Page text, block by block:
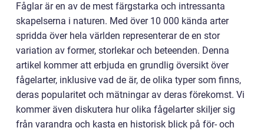
Fåglar är en av de mest färgstarka och intressanta
skapelserna i naturen. Med över 10 000 kända arter
spridda över hela världen representerar de en stor
variation av former, storlekar och beteenden. Denna
artikel kommer att erbjuda en grundlig översikt över
fågelarter, inklusive vad de är, de olika typer som finns,
deras popularitet och mätningar av deras förekomst. Vi
kommer även diskutera hur olika fågelarter skiljer sig
från varandra och kasta en historisk blick på för- och